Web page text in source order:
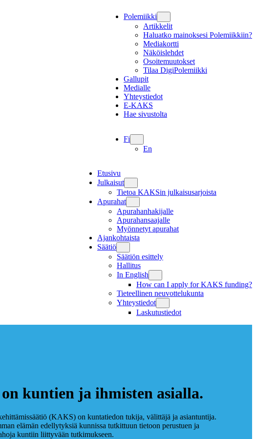
Polemiikki
Artikkelit
Haluatko mainoksesi Polemiikkiin?
Mediakortti
Näköislehdet
Osoitemuutokset
Tilaa DigiPolemiikki
Gallupit
Medialle
Yhteystiedot
E-KAKS
Hae sivustolta
Fi
En
Etusivu
Julkaisut
Tietoa KAKSin julkaisusarjoista
Apurahat
Apurahanhakijalle
Apurahansaajalle
Myönnetyt apurahat
Ajankohtaista
Säätiö
Säätiön esittely
Hallitus
In English
How can I apply for KAKS funding?
Tieteellinen neuvottelukunta
Yhteystiedot
Laskutustiedot
kuntien ja ihmisten asialla.
(KAKS) on kuntatiedon tukija, välittäjä ja asiantuntija.
elämän edellytyksiä kunnissa tutkittuun tietoon perustuen ja
kuntiin liittyvään tutkimukseen.